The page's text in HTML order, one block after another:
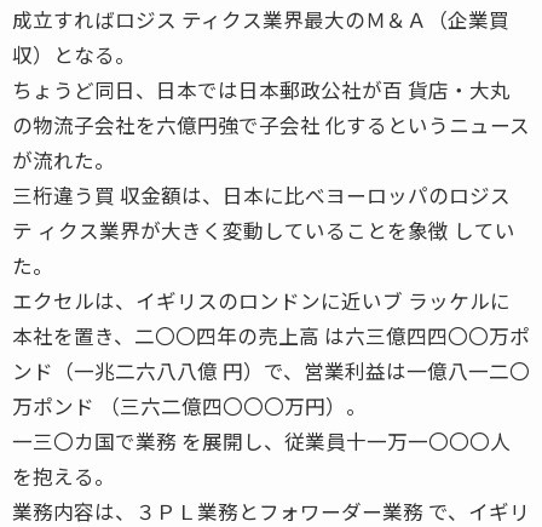
成立すればロジス ティクス業界最大のＭ＆Ａ（企業買
収）となる。
ちょうど同日、日本では日本郵政公社が百 貨店・大丸
の物流子会社を六億円強で子会社 化するというニュース
が流れた。
三桁違う買 収金額は、日本に比べヨーロッパのロジス
テ ィクス業界が大きく変動していることを象徴 してい
た。
エクセルは、イギリスのロンドンに近いブ ラッケルに
本社を置き、二〇〇四年の売上高 は六三億四四〇〇万ポ
ンド（一兆二六八八億 円）で、営業利益は一億八一二〇
万ポンド （三六二億四〇〇〇万円）。
一三〇カ国で業務 を展開し、従業員十一万一〇〇〇人
を抱える。
業務内容は、３ＰＬ業務とフォワーダー業務 で、イギリ